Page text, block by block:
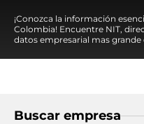
¡Conozca la información
Colombia! Encuentre NIT,
datos empresarial mas grande
Buscar empresa